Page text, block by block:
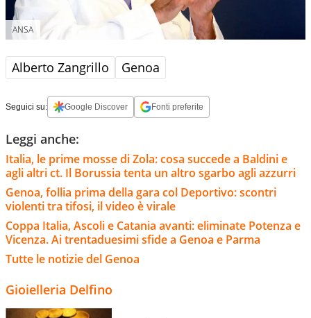
ANSA
Alberto Zangrillo Genoa
Seguici su: Google Discover Fonti preferite
Leggi anche:
Italia, le prime mosse di Zola: cosa succede a Baldini e
agli altri ct. Il Borussia tenta un altro sgarbo agli azzurri
Genoa, follia prima della gara col Deportivo: scontri
violenti tra tifosi, il video è virale
Coppa Italia, Ascoli e Catania avanti: eliminate Potenza e
Vicenza. Ai trentaduesimi sfide a Genoa e Parma
Tutte le notizie del Genoa
Gioielleria Delfino